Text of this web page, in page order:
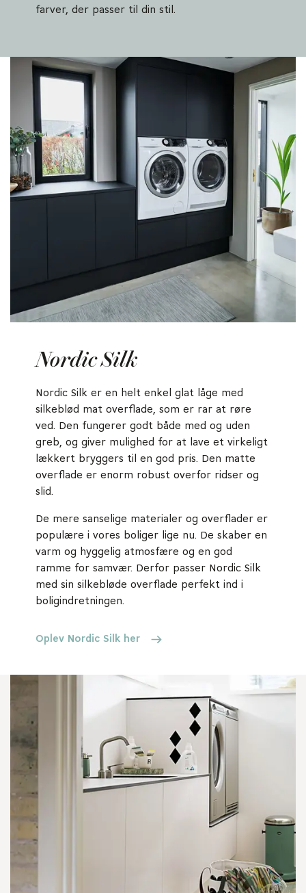
farver, der passer til din stil.
Nordic Silk
Nordic Silk er en helt enkel glat låge med
silkeblød mat overflade, som er rar at røre
ved. Den fungerer godt både med og uden
greb, og giver mulighed for at lave et virkeligt
lækkert bryggers til en god pris. Den matte
overflade er enorm robust overfor ridser og
slid.
De mere sanselige materialer og overflader er
populære i vores boliger lige nu. De skaber en
varm og hyggelig atmosfære og en god
ramme for samvær. Derfor passer Nordic Silk
med sin silkebløde overflade perfekt ind i
boligindretningen.
Oplev Nordic Silk her